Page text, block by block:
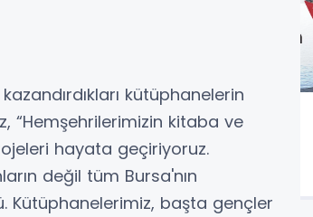
kütüphanelerin
“Hemşehrilerimizin kitaba ve
hayata geçiriyoruz.
değil tüm Bursa'nın
Kütüphanelerimiz, başta gençler